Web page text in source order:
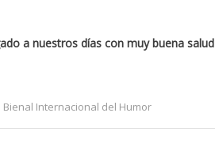
a nuestros días con muy buena
Bienal Internacional del Humor